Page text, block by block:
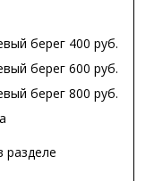
берег 400 руб.
берег 600 руб.
берег 800 руб.
разделе